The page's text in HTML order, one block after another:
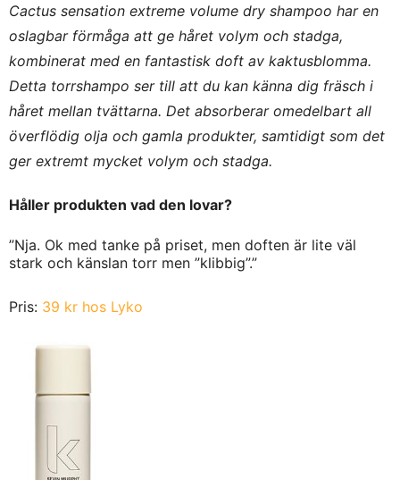
Cactus sensation extreme volume dry shampoo har en
oslagbar förmåga att ge håret volym och stadga,
kombinerat med en fantastisk doft av kaktusblomma.
Detta torrshampo ser till att du kan känna dig fräsch i
håret mellan tvättarna. Det absorberar omedelbart all
överflödig olja och gamla produkter, samtidigt som det
ger extremt mycket volym och stadga.
Håller produkten vad den lovar?
”Nja. Ok med tanke på priset, men doften är lite väl
stark och känslan torr men ”klibbig”.”
Pris: 39 kr hos Lyko